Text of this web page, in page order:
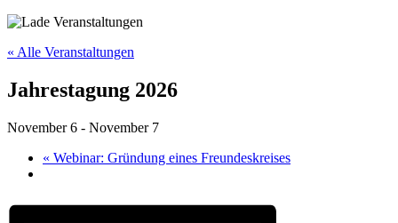
« Alle Veranstaltungen
Jahrestagung 2026
November 6 - November 7
« Webinar: Gründung eines Freundeskreises